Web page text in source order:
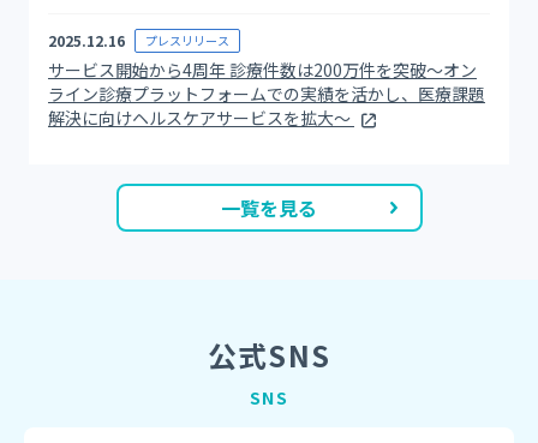
2025.12.16 プレスリリース
サービス開始から4周年 診療件数は200万件を突破～オン
ライン診療プラットフォームでの実績を活かし、医療課題
解決に向けヘルスケアサービスを拡大～
一覧を見る
公式SNS
SNS